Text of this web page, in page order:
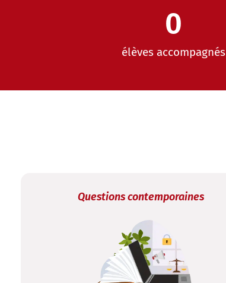
élèves accompagnés
0
Questions contemporaines